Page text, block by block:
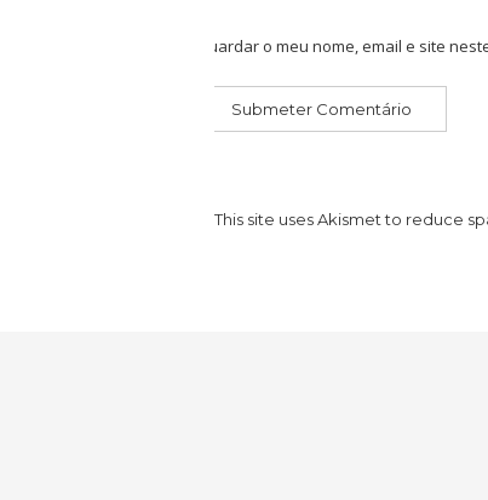
Guardar o meu nome, email e site
This site uses Akismet to reduce